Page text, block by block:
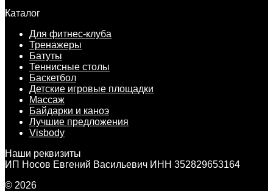
Каталог
Для фитнес-клуба
Тренажеры
Батуты
Теннисные столы
Баскетбол
Детские игровые площадки
Массаж
Байдарки и каноэ
Лучшие предложения
Visbody
Наши реквизиты
ИП Носов Евгений Васильевич ИНН 352829653164
© 2026